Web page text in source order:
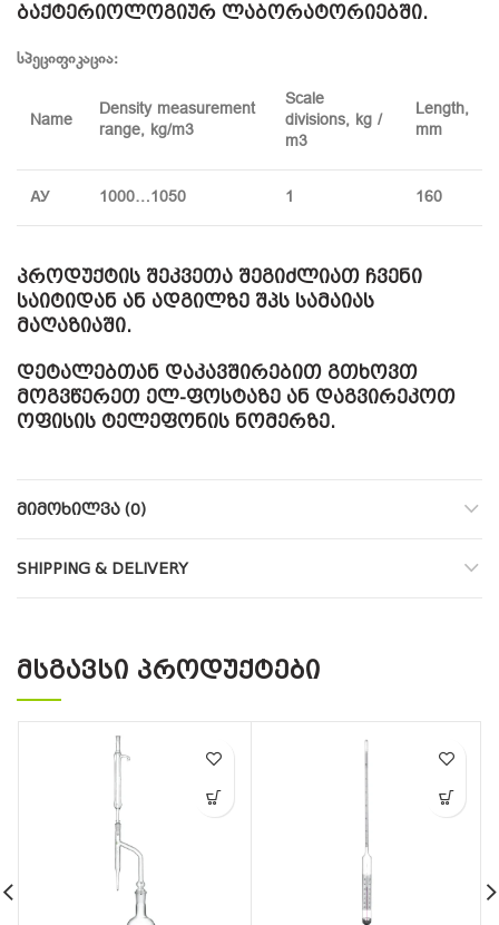
ბაქტერიოლოგიურ ლაბორატორიებში.
სპეციფიკაცია:
Name
Density measurement
range, kg/m3
Scale
divisions, kg /
m3
Length,
mm
АУ 1000…1050 1 160
პროდუქტის შეკვეთა შეგიძლიათ ჩვენი
საიტიდან ან ადგილზე შპს სამაიას
მაღაზიაში.
დეტალებთან დაკავშირებით გთხოვთ
მოგვწერეთ ელ-ფოსტაზე ან დაგვირეკოთ
ოფისის ტელეფონის ნომერზე.
ᲛᲘᲛᲝᲮᲘᲚᲕᲐ (0)
SHIPPING & DELIVERY
ᲛᲡᲒᲐᲕᲡᲘ ᲞᲠᲝᲓᲣᲥᲢᲔᲑᲘ